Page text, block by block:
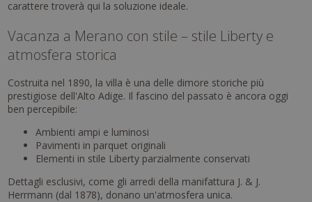
carattere troverà qui la soluzione ideale.
Vacanza a Merano con stile – stile Liberty e
atmosfera storica
Costruita nel 1890, la villa è una delle dimore storiche più
prestigiose dell'Alto Adige. Il fascino del passato è ancora oggi
ben percepibile:
Ambienti ampi e luminosi
Pavimenti in parquet originali
Elementi in stile Liberty parzialmente conservati
Dettagli esclusivi, come gli arredi della manifattura J. & J.
Herrmann (dal 1878), donano un'atmosfera unica.